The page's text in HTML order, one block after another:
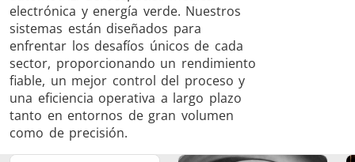
Soldadura de
Aluminio
Sellado
electrónica y energía verde. Nuestros
sistemas están diseñados para
enfrentar los desafíos únicos de cada
sector, proporcionando un rendimiento
fiable, un mejor control del proceso y
una eficiencia operativa a largo plazo
tanto en entornos de gran volumen
como de precisión.